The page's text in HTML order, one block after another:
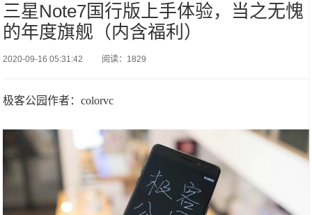
三星Note7国行版上手体验，当之无愧
的年度旗舰（内含福利）
2020-09-16 05:31:42 阅读：1829
极客公园作者：colorvc